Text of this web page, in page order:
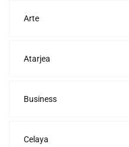
Arte
Atarjea
Business
Celaya